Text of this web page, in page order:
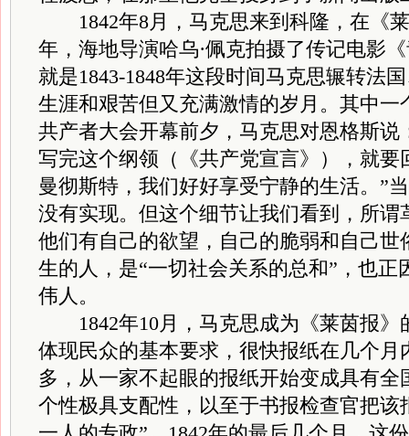
1842年8月，马克思来到科隆，在《莱
年，海地导演哈乌·佩克拍摄了传记电影
就是1843-1848年这段时间马克思辗转法
生涯和艰苦但又充满激情的岁月。其中一
共产者大会开幕前夕，马克思对恩格斯说
写完这个纲领（《共产党宣言》），就要
曼彻斯特，我们好好享受宁静的生活。”
没有实现。但这个细节让我们看到，所谓
他们有自己的欲望，自己的脆弱和自己世
生的人，是“一切社会关系的总和”，也正
伟人。
1842年10月，马克思成为《莱茵报》
体现民众的基本要求，很快报纸在几个月
多，从一家不起眼的报纸开始变成具有全
个性极具支配性，以至于书报检查官把该